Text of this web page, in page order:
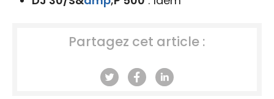
Partagez cet article :